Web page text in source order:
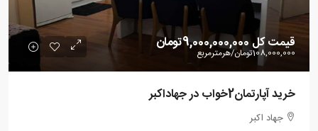
قیمت کل 9,000,000,000تومان
108,000,000تومان /هرمترمربع
خرید آپارتمان2خواب در جهاداکبر
جهاد اکبر